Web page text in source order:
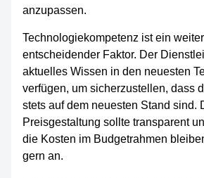
anzupassen.
Technologiekompetenz ist ein
entscheidender Faktor. Der
aktuelles Wissen in den neuesten
verfügen, um sicherzustellen, dass
stets auf dem neuesten Stand sind.
Preisgestaltung sollte transparent
die Kosten im Budgetrahmen
gern an.